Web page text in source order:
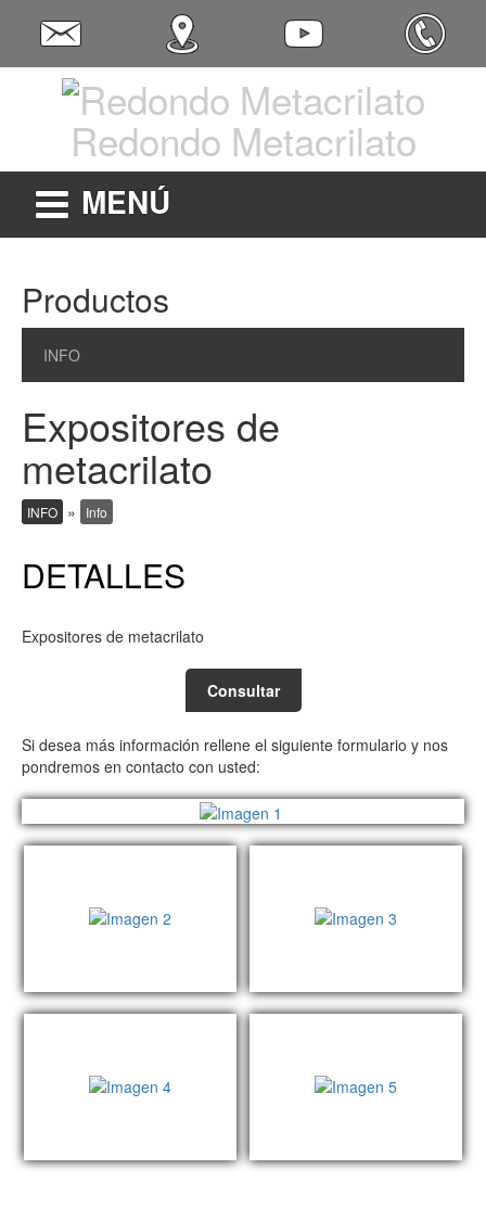
Redondo Metacrilato
MENÚ
Productos
INFO
Expositores de
metacrilato
INFO » Info
DETALLES
Expositores de metacrilato
Consultar
Si desea más información rellene el siguiente formulario y nos
pondremos en contacto con usted: